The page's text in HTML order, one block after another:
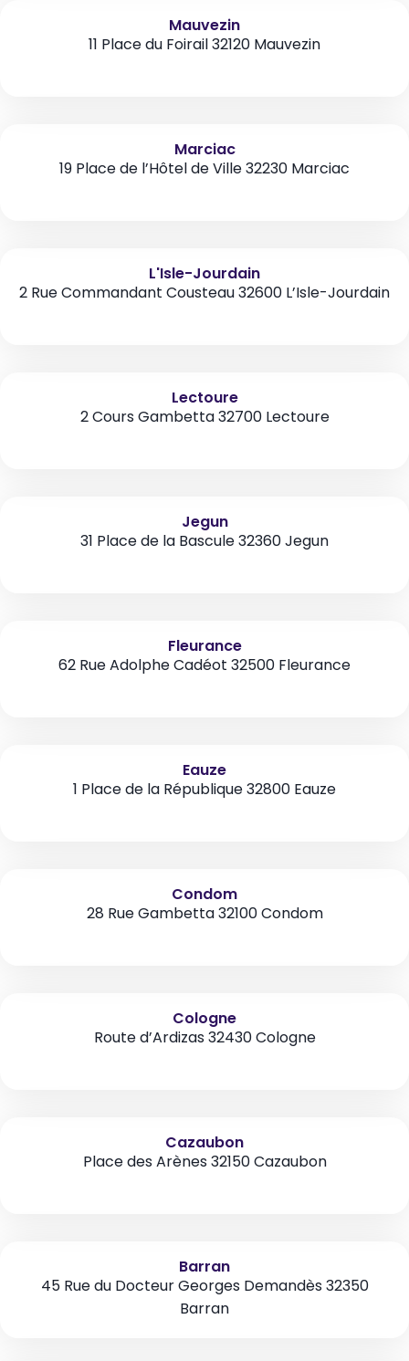
Mauvezin
11 Place du Foirail 32120 Mauvezin
Marciac
19 Place de l’Hôtel de Ville 32230 Marciac
L'Isle-Jourdain
2 Rue Commandant Cousteau 32600 L’Isle-Jourdain
Lectoure
2 Cours Gambetta 32700 Lectoure
Jegun
31 Place de la Bascule 32360 Jegun
Fleurance
62 Rue Adolphe Cadéot 32500 Fleurance
Eauze
1 Place de la République 32800 Eauze
Condom
28 Rue Gambetta 32100 Condom
Cologne
Route d’Ardizas 32430 Cologne
Cazaubon
Place des Arènes 32150 Cazaubon
Barran
45 Rue du Docteur Georges Demandès 32350
Barran